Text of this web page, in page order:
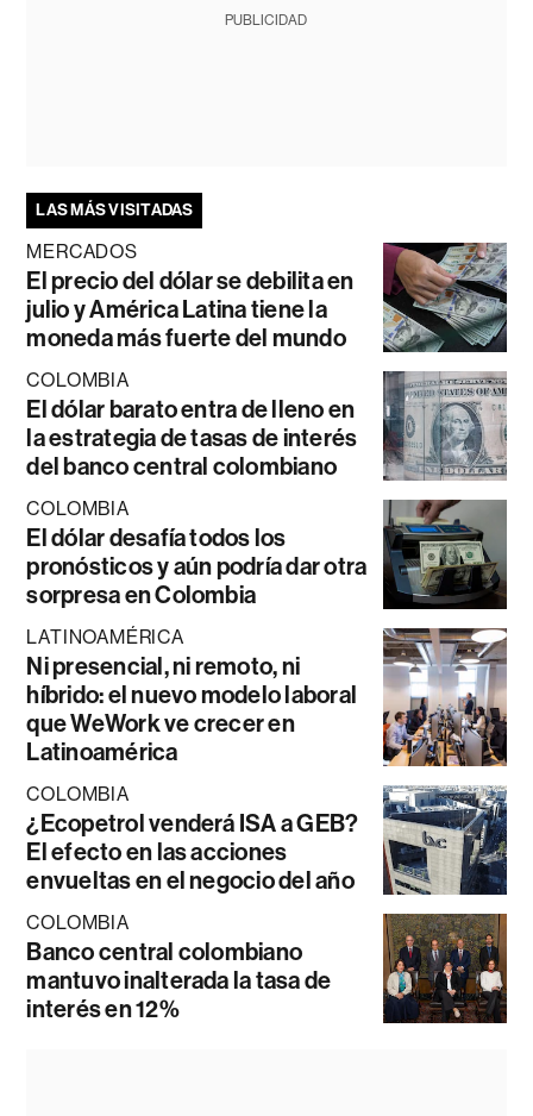
PUBLICIDAD
LAS MÁS VISITADAS
MERCADOS
El precio del dólar se debilita en
julio y América Latina tiene la
moneda más fuerte del mundo
COLOMBIA
El dólar barato entra de lleno en
la estrategia de tasas de interés
del banco central colombiano
COLOMBIA
El dólar desafía todos los
pronósticos y aún podría dar otra
sorpresa en Colombia
LATINOAMÉRICA
Ni presencial, ni remoto, ni
híbrido: el nuevo modelo laboral
que WeWork ve crecer en
Latinoamérica
COLOMBIA
¿Ecopetrol venderá ISA a GEB?
El efecto en las acciones
envueltas en el negocio del año
COLOMBIA
Banco central colombiano
mantuvo inalterada la tasa de
interés en 12%